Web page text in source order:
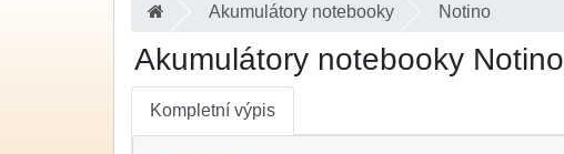
Akumulátory notebooky Notino
Akumulátory notebooky Notino
Kompletní výpis